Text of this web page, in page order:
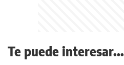
Te puede interesar...